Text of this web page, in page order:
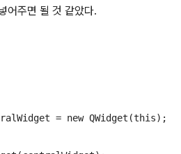
어주면 될 것 같았다.